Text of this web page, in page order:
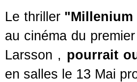
Le thriller "Millenium
au cinéma du
Larsson , pourrait
en salles le 13 Mai